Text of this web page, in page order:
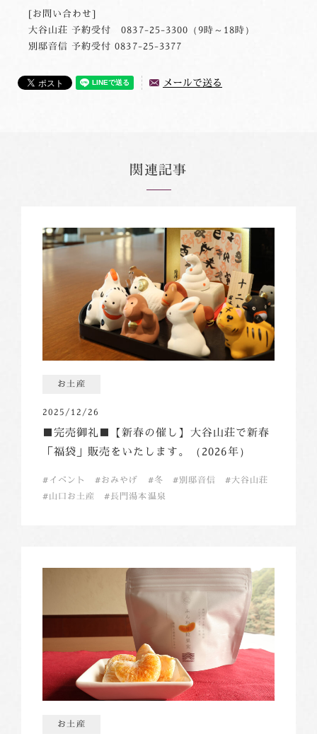
[お問い合わせ]
大谷山荘 予約受付 0837-25-3300（9時～18時）
別邸音信 予約受付 0837-25-3377
メールで送る
関連記事
お土産
2025/12/26
■完売御礼■【新春の催し】大谷山荘で新春
「福袋」販売をいたします。（2026年）
イベント おみやげ 冬 別邸音信
大谷山荘
山口お土産
長門湯本温泉
お土産